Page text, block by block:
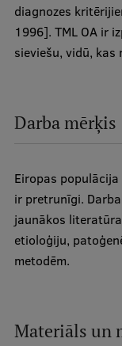
Pētniecības
Pētniecības
Zinātniskās
diagnozes
1996]. TML OA ir
sieviešu, vidū,
Darba mērķis
Eiropas
ir pretrunīgi.
jaunākos
etioloģiju,
metodēm.
Materiāls un